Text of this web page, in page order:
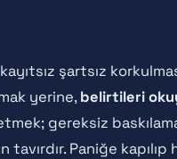
şartsız
yerine,belirtileri
gereksiz
Paniğe